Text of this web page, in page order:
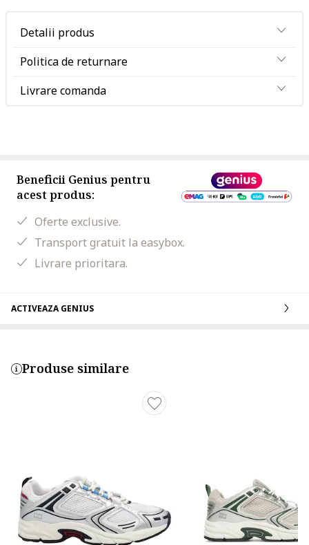
Detalii produs
Politica de returnare
Livrare comanda
Beneficii Genius pentru
acest produs:
Oferte exclusive.
Transport gratuit la easybox.
Livrare prioritara.
ACTIVEAZA GENIUS
Produse similare